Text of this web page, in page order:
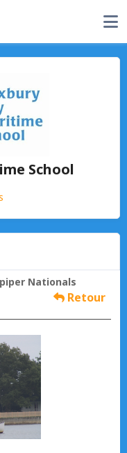
School
Nationals
Retour